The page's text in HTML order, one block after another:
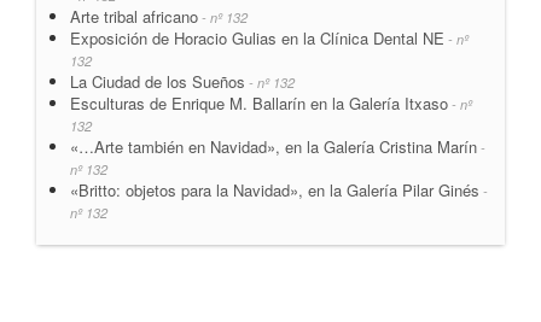
Arte tribal africano - nº 132
Exposición de Horacio Gulias en la Clínica Dental NE - nº
132
La Ciudad de los Sueños - nº 132
Esculturas de Enrique M. Ballarín en la Galería Itxaso - nº
132
«…Arte también en Navidad», en la Galería Cristina Marín -
nº 132
«Britto: objetos para la Navidad», en la Galería Pilar Ginés -
nº 132